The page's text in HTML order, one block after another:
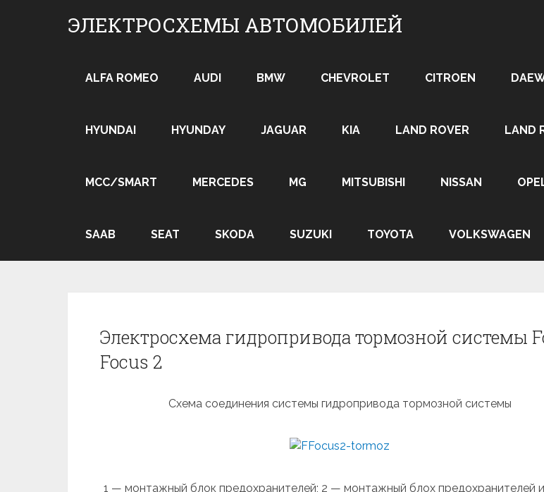
ЭЛЕКТРОСХЕМЫ АВТОМОБИЛЕЙ
ALFA ROMEO AUDI BMW CHEVROLET CITROEN
HYUNDAI HYUNDAY JAGUAR KIA LAND ROVER LAND
MCC/SMART MERCEDES MG MITSUBISHI NISSAN
SAAB SEAT SKODA SUZUKI TOYOTA VOLKSWAGEN
Электросхема гидропривода тормозной системы
Focus 2
Схема соединения системы гидропривода тормозной системы
1 — монтажный блок предохранителей; 2 — мон­тажный блох предохранителей